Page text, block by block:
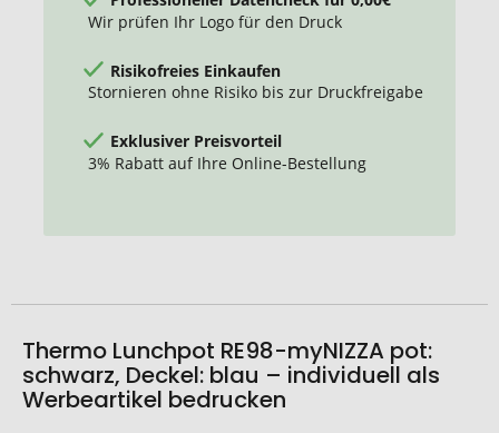
Wir prüfen Ihr Logo für den Druck
Risikofreies Einkaufen
Stornieren ohne Risiko bis zur Druckfreigabe
Exklusiver Preisvorteil
3% Rabatt auf Ihre Online-Bestellung
Thermo Lunchpot RE98-myNIZZA pot:
schwarz, Deckel: blau – individuell als
Werbeartikel bedrucken